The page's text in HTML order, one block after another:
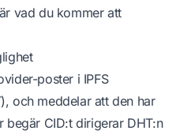
vad du kommer att
poster i IPFS
och meddelar att den har
begär CID:t dirigerar DHT:n